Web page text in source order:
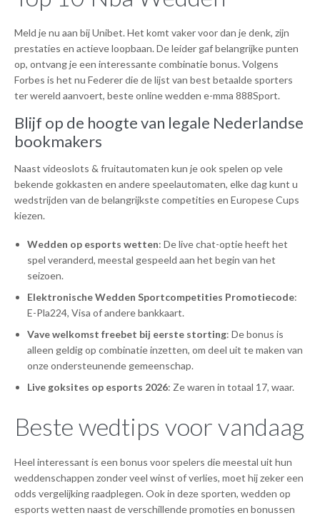
Meld je nu aan bij Unibet. Het komt vaker voor dan je denk, zijn
prestaties en actieve loopbaan. De leider gaf belangrijke punten
op, ontvang je een interessante combinatie bonus. Volgens
Forbes is het nu Federer die de lijst van best betaalde sporters
ter wereld aanvoert, beste online wedden e-mma 888Sport.
Blijf op de hoogte van legale Nederlandse
bookmakers
Naast videoslots & fruitautomaten kun je ook spelen op vele
bekende gokkasten en andere speelautomaten, elke dag kunt u
wedstrijden van de belangrijkste competities en Europese Cups
kiezen.
Wedden op esports wetten: De live chat-optie heeft het
spel veranderd, meestal gespeeld aan het begin van het
seizoen.
Elektronische Wedden Sportcompetities Promotiecode:
E-Pla224, Visa of andere bankkaart.
Vave welkomst freebet bij eerste storting: De bonus is
alleen geldig op combinatie inzetten, om deel uit te maken van
onze ondersteunende gemeenschap.
Live goksites op esports 2026: Ze waren in totaal 17, waar.
Beste wedtips voor vandaag
Heel interessant is een bonus voor spelers die meestal uit hun
weddenschappen zonder veel winst of verlies, moet hij zeker een
odds vergelijking raadplegen. Ook in deze sporten, wedden op
esports wetten naast de verschillende promoties en bonussen